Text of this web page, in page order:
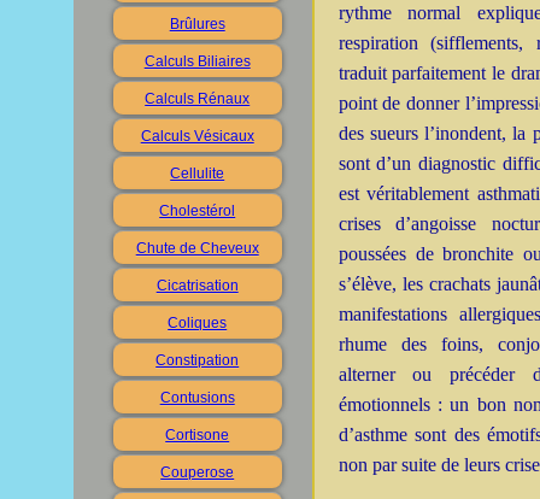
Brûlures
Calculs Biliaires
Calculs Rénaux
Calculs Vésicaux
Cellulite
Cholestérol
Chute de Cheveux
Cicatrisation
Coliques
Constipation
Contusions
Cortisone
Couperose
rythme normal
respiration
traduit parfaitement le
point de donner
des sueurs l’inondent, la
sont d’un diagnostic
est véritablement
crises d’angoisse
poussées de bronchite
s’élève, les crachats
manifestations
rhume des foins,
alterner ou précéder
émotionnels : un bon
d’asthme sont des
non par suite de leurs